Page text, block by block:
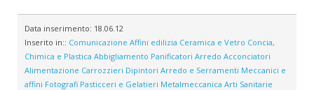
Data inserimento: 18.06.12
Inserito in:: Comunicazione Affini edilizia Ceramica e Vetro Concia,
Chimica e Plastica Abbigliamento Panificatori Arredo Acconciatori
Alimentazione Carrozzieri Dipintori Arredo e Serramenti Meccanici e
affini Fotografi Pasticceri e Gelatieri Metalmeccanica Arti Sanitarie